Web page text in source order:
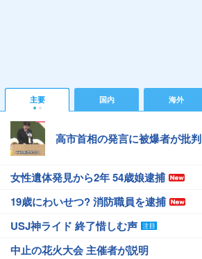
主要 国内 海外
高市首相の発言に被爆者が批判
女性遺体発見から2年 54歳娘逮捕
19歳にわいせつ? 消防職員を逮捕
USJ神ライド 終了惜しむ声
中止の花火大会 主催者が説明